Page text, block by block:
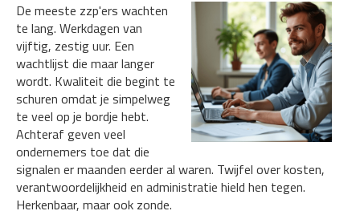
De meeste zzp'ers wachten
te lang. Werkdagen van
vijftig, zestig uur. Een
wachtlijst die maar langer
wordt. Kwaliteit die begint te
schuren omdat je simpelweg
te veel op je bordje hebt.
Achteraf geven veel
ondernemers toe dat die
signalen er maanden eerder al waren. Twijfel over kosten,
verantwoordelijkheid en administratie hield hen tegen.
Herkenbaar, maar ook zonde.